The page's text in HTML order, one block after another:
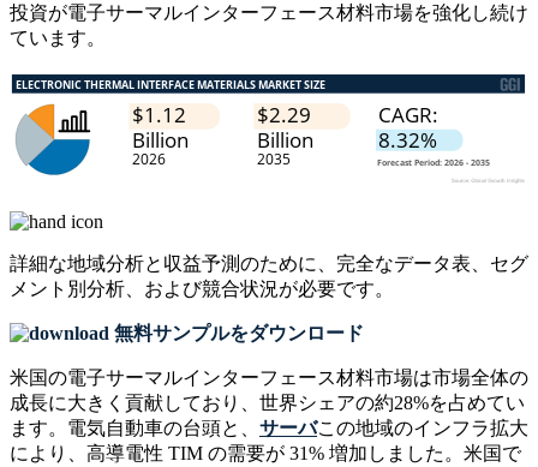
投資が電子サーマルインターフェース材料市場を強化し続け
ています。
詳細な地域分析と収益予測のために、 完全なデータ表、セグ
メント別分析、および競合状況が必要です。
無料サンプルをダウンロード
米国の電子サーマルインターフェース材料市場は市場全体の
成長に大きく貢献しており、世界シェアの約28%を占めてい
ます。電気自動車の台頭と、 サーバこの地域のインフラ拡大
により、高導電性 TIM の需要が 31% 増加しました。米国で